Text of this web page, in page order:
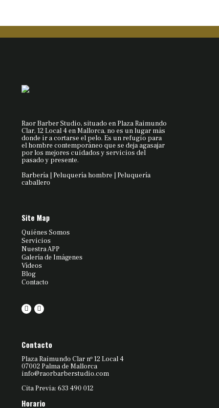
Raor Barber Studio, situado en Plaza Raimundo
Clar, 12 Local 4 en Mallorca, no es un lugar más
donde ir a cortarse el pelo. Es un refugio para
el hombre contemporáneo que se deja agasajar
por los mejores cuidados y servicios del
pasado y presente.
Barbería | Peluquería hombre | Peluquería
caballero
Site Map
Quiénes Somos
Servicios
Nuestra APP
Galería de Imágenes
Vídeos
Blog
Contacto
Contacto
Plaza Raimundo Clar nº 12 Local 4
07002 Palma de Mallorca
info@raorbarberstudio.com
Cita Previa: 633 490 012
Horario